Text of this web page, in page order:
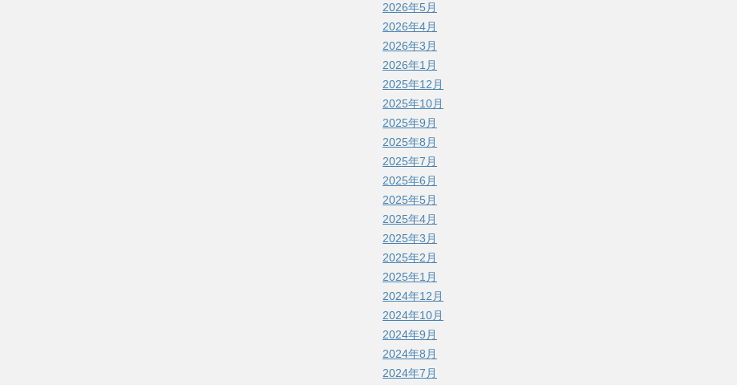
2026年5月
2026年4月
2026年3月
2026年1月
2025年12月
2025年10月
2025年9月
2025年8月
2025年7月
2025年6月
2025年5月
2025年4月
2025年3月
2025年2月
2025年1月
2024年12月
2024年10月
2024年9月
2024年8月
2024年7月